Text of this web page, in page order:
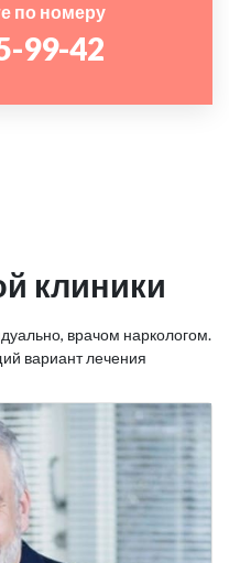
по номеру
99-42
клиники
врачом наркологом.
вариант лечения